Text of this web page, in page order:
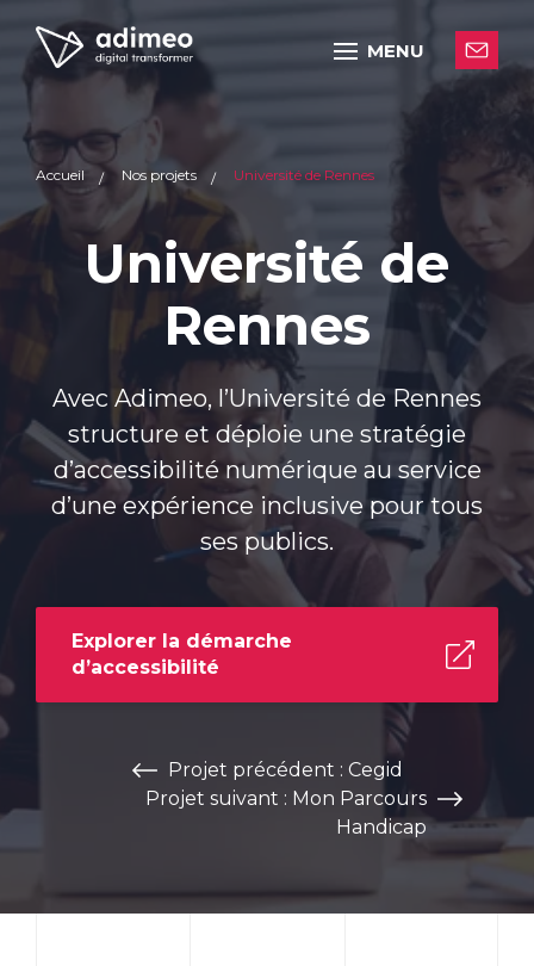
MENU
Accueil Nos projets Université de Rennes
Université de
Rennes
Avec Adimeo, l’Université de Rennes
structure et déploie une stratégie
d’accessibilité numérique au service
d’une expérience inclusive pour tous
ses publics.
Explorer la démarche
d’accessibilité
Projet précédent : Cegid
Projet suivant : Mon Parcours
Handicap